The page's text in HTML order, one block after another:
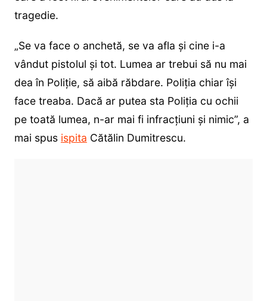
tragedie.
„Se va face o anchetă, se va afla și cine i-a
vândut pistolul și tot. Lumea ar trebui să nu mai
dea în Poliție, să aibă răbdare. Poliția chiar își
face treaba. Dacă ar putea sta Poliția cu ochii
pe toată lumea, n-ar mai fi infracțiuni și nimic”, a
mai spus ispita Cătălin Dumitrescu.